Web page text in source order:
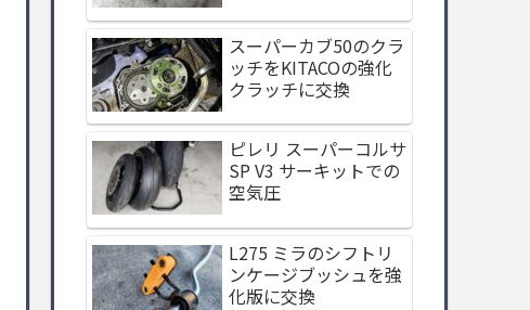
スーパーカブ50のクラ
ッチをKITACOの強化
クラッチに交換
ピレリ スーパーコルサ
SP V3 サーキットでの
空気圧
L275 ミラのシフトリ
ンケージブッシュを強
化版に交換